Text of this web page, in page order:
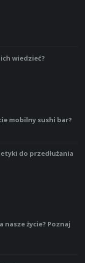
wiedzieć?
mobilny sushi bar?
do przedłużania
nasze życie? Poznaj